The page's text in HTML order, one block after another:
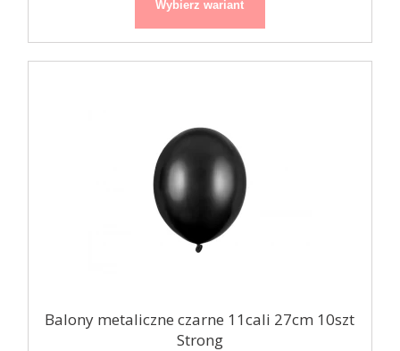
Wybierz wariant
Balony metaliczne czarne 11cali 27cm 10szt
Strong